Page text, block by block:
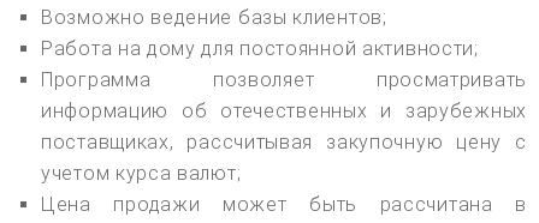
Возможно ведение базы клиентов;
Работа на дому для постоянной активности;
Программа позволяет просматривать
информацию об отечественных и зарубежных
поставщиках, рассчитывая закупочную цену с
учетом курса валют;
Цена продажи может быть рассчитана в